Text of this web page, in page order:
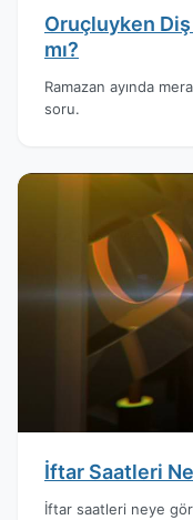
Oruçluyken
mı?
Ramazan ayında
soru.
İftar Saatleri
İftar saatleri neye